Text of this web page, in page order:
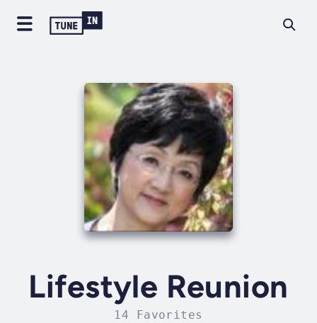
Lifestyle Reunion
14 Favorites